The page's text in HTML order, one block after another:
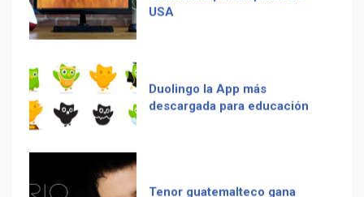
descargada para educación
Tenor guatemalteco gana
concurso de Plácido Domingo
Adiós Cédula de Vecindad
La Multiplicación de las